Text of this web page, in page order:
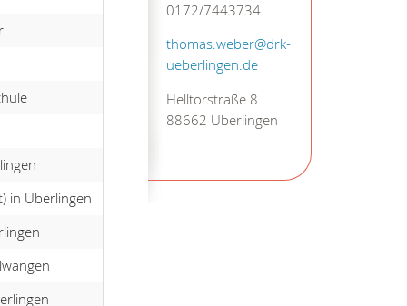
0172/7443734
thomas.weber@drk-
ueberlingen.de
Helltorstraße 8
88662 Überlingen
in Überlingen